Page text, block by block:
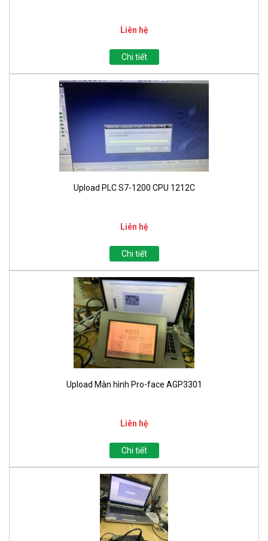
Liên hệ
Chi tiết
Upload PLC S7-1200 CPU 1212C
Liên hệ
Chi tiết
Upload Màn hình Pro-face AGP3301
Liên hệ
Chi tiết